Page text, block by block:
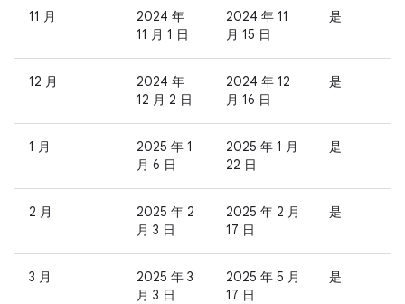
11 月
2024 年
11 月 1 日
2024 年 11
月 15 日
是
12 月
2024 年
12 月 2 日
2024 年 12
月 16 日
是
1 月
2025 年 1
月 6 日
2025 年 1 月
22 日
是
2 月
2025 年 2
月 3 日
2025 年 2 月
17 日
是
3 月
2025 年 3
月 3 日
2025 年 5 月
17 日
是